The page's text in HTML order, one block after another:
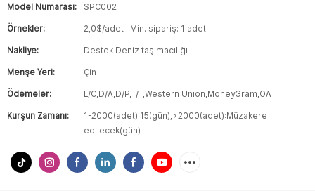
Model Numarası: SPC002
Örnekler: 2,0$/adet | Min. sipariş: 1 adet
Nakliye: Destek Deniz taşımacılığı
Menşe Yeri: Çin
Ödemeler: L/C,D/A,D/P,T/T,Western Union,MoneyGram,OA
Kurşun Zamanı:
1-2000(adet):15(gün),>2000(adet):Müzakere
edilecek(gün)